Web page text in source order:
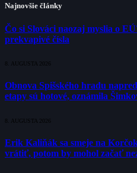
Najnovšie články
Čo si Slováci naozaj myslia o
prekvapivé čísla
8. AUGUSTA 2026
Obnova Spišského hradu
etapy sú hotové, oznámila
8. AUGUSTA 2026
Erik Kaliňák sa smeje na
vrátiť, potom by mohol začať